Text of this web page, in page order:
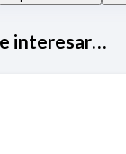
interesar…